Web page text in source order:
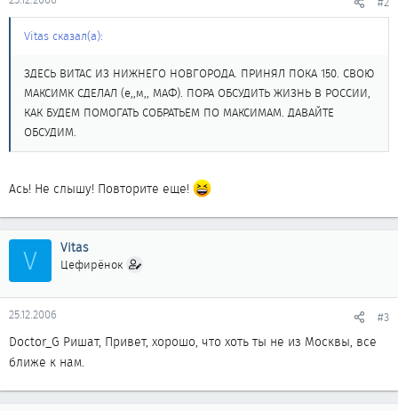
Vitas сказал(а):
ЗДЕСЬ ВИТАС ИЗ НИЖНЕГО НОВГОРОДА. ПРИНЯЛ ПОКА 150. СВОЮ
МАКСИМК СДЕЛАЛ (е,,м,, МАФ). ПОРА ОБСУДИТЬ ЖИЗНЬ В РОССИИ,
КАК БУДЕМ ПОМОГАТЬ СОБРАТЬЕМ ПО МАКСИМАМ. ДАВАЙТЕ
ОБСУДИМ.
Ась! Не слышу! Повторите еще!
V Vitas
Цефирёнок
25.12.2006 #3
Doctor_G Ришат, Привет, хорошо, что хоть ты не из Москвы, все
ближе к нам.